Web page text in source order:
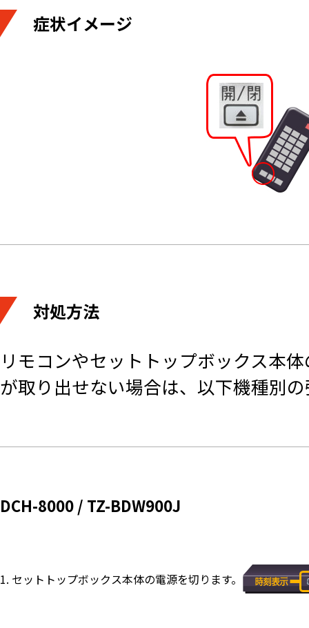
症状イメージ
対処方法
リモコンやセットトップボックス本
が取り出せない場合は、以下機種別
DCH-8000 / TZ-BDW900J
1. セットトップボックス本体の電源を切ります。